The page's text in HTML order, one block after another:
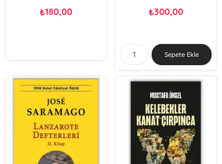
₺180,00 ₺300,00
Sepete Ekle